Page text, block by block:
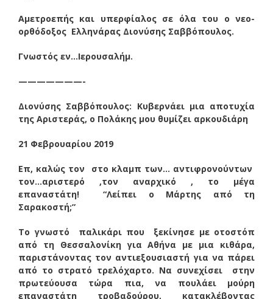
Αμετροεπής και υπερφίαλος σε όλα του ο νεο-
ορθόδοξος Ελληνάρας Διονύσης Σαββόπουλος.
Γνωστός εν…Ιερουσαλήμ.
———————-
Διονύσης Σαββόπουλος: Κυβερνάει μια αποτυχία
της Αριστεράς, ο Πολάκης μου θυμίζει αρκουδιάρη
21 Φεβρουαρίου 2019
Επ, καλώς τον στο κλαμπ των… αντιφρονούντων
τον…αριστερό ,τον αναρχικό , το μέγα
επαναστάτη! “Λείπει ο Μάρτης από τη
Σαρακοστή;”
Το γνωστό παλικάρι που ξεκίνησε με οτοστόπ
από τη Θεσσαλονίκη για Αθήνα με μια κιθάρα,
παριστάνοντας τον αντιεξουσιαστή για να πάρει
από το στρατό τρελόχαρτο. Να συνεχίσει στην
πρωτεύουσα τώρα πια, να πουλάει μούρη
επαναστάτη τροβαδούρου, κατακλέβοντας